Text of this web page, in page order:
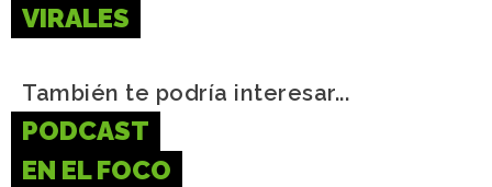
VIRALES
También te podría interesar...
PODCAST
EN EL FOCO